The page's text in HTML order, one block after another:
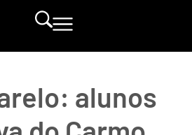
alunos